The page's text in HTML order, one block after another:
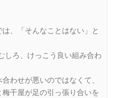
、「そんなことはない」と
しろ、けっこう良い組み合わ
わせが悪いのではなくて、
干屋が足の引っ張り合いを